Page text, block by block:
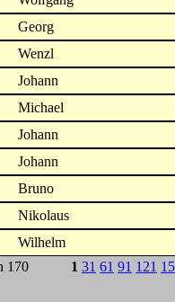
Georg
Wenzl
Johann
Michael
Johann
Johann
Bruno
Nikolaus
Wilhelm
170 1 31 61 91 121